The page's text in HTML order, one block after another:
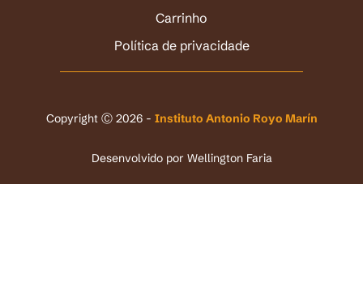
Carrinho
Política de privacidade
Copyright Ⓒ 2026 - Instituto Antonio Royo Marín
Desenvolvido por Wellington Faria